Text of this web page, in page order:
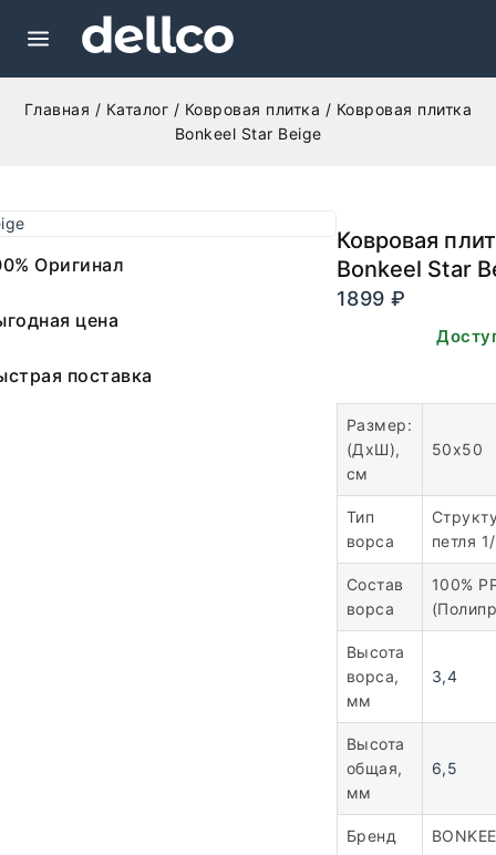
Главная / Каталог / Ковровая плитка / Ковровая плитка
Bonkeel Star Beige
Оригинал
цена
поставка
Ковровая
Bonkeel Star
1899 ₽
В наличии.
Размер:
(ДхШ),
см
50х50
Тип
ворса
петля
Состав
ворса
100%
Высота
ворса,
мм
3,4
Высота
общая,
мм
6,5
Бренд